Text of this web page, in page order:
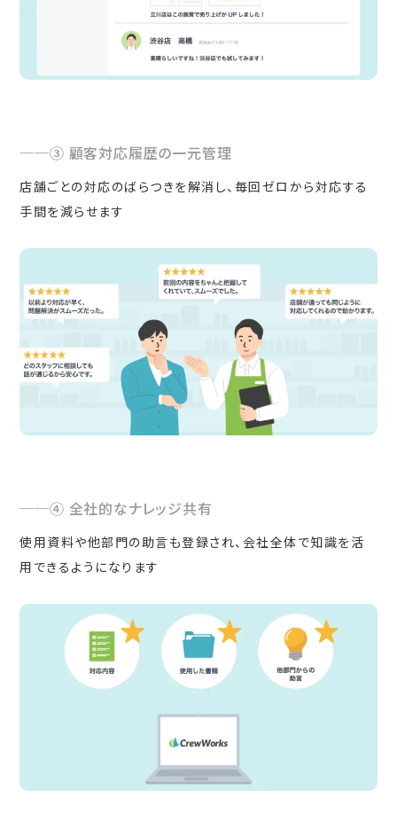
③ 顧客対応履歴の一元管理
店舗ごとの対応のばらつきを解消し、毎回ゼロから対応する
手間を減らせます
④ 全社的なナレッジ共有
使用資料や他部門の助言も登録され、会社全体で知識を活
用できるようになります